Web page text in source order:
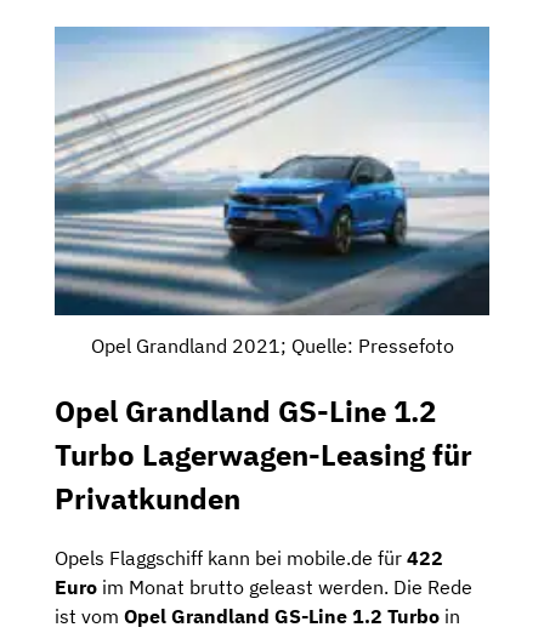
Opel Grandland 2021; Quelle: Pressefoto
Opel Grandland GS-Line 1.2
Turbo Lagerwagen-Leasing für
Privatkunden
Opels Flaggschiff kann bei mobile.de für 422
Euro im Monat brutto geleast werden. Die Rede
ist vom Opel Grandland GS-Line 1.2 Turbo in